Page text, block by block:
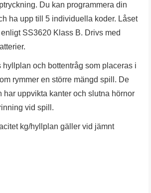
Du kan programmera din
ha upp till 5 individuella koder. Låset
SS3620 Klass B. Drivs med
hyllplan och bottentråg som placeras i
rymmer en större mängd spill. De
har uppvikta kanter och slutna hörnor
vid spill.
kg/hyllplan gäller vid jämnt